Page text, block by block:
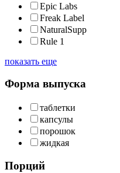
Epic Labs
Freak Label
NaturalSupp
Rule 1
показать еще
Форма выпуска
таблетки
капсулы
порошок
жидкая
Порций